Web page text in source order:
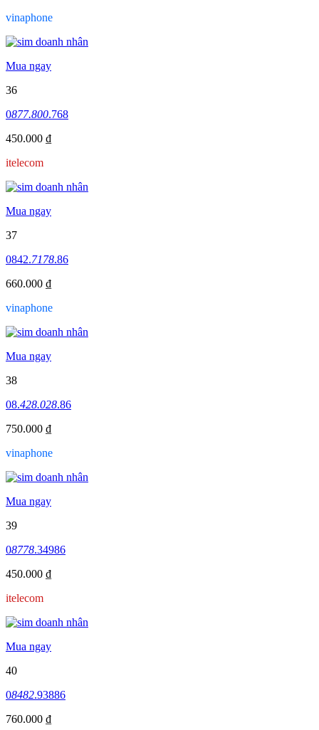
vinaphone
Mua ngay
36
0877.800.768
450.000 ₫
itelecom
Mua ngay
37
0842.7178.86
660.000 ₫
vinaphone
Mua ngay
38
08.428.028.86
750.000 ₫
vinaphone
Mua ngay
39
08778.34986
450.000 ₫
itelecom
Mua ngay
40
08482.93886
760.000 ₫